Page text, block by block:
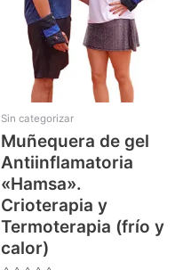
Sin categorizar
Muñequera de gel
Antiinflamatoria
«Hamsa».
Crioterapia y
Termoterapia (frío y
calor)